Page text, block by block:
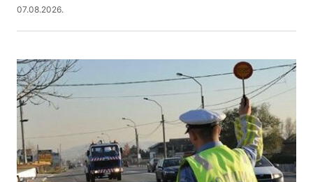
07.08.2026.